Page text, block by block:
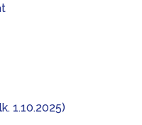
1.10.2025)